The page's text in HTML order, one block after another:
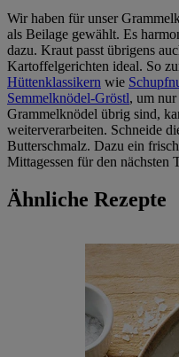
Wir haben für unser
als Beilage gewählt. Es
dazu. Kraut passt übrigens
Kartoffelgerichten ideal. So
Hüttenklassikern wie
Semmelknödel-Gröstl, um
Grammelknödel übrig sind,
weiterverarbeiten. Schneide
Butterschmalz. Dazu ein
Mittagessen für den nächsten
Ähnliche Rezepte